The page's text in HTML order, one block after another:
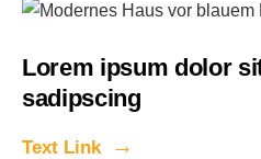
Lorem ipsum dolor
sadipscing
Text Link